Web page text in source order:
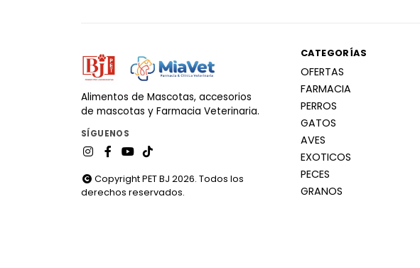
Alimentos de Mascotas, accesorios
de mascotas y Farmacia Veterinaria.
SÍGUENOS
Copyright PET BJ 2026. Todos los
derechos reservados.
CATEGORÍAS
OFERTAS
FARMACIA
PERROS
GATOS
AVES
EXOTICOS
PECES
GRANOS